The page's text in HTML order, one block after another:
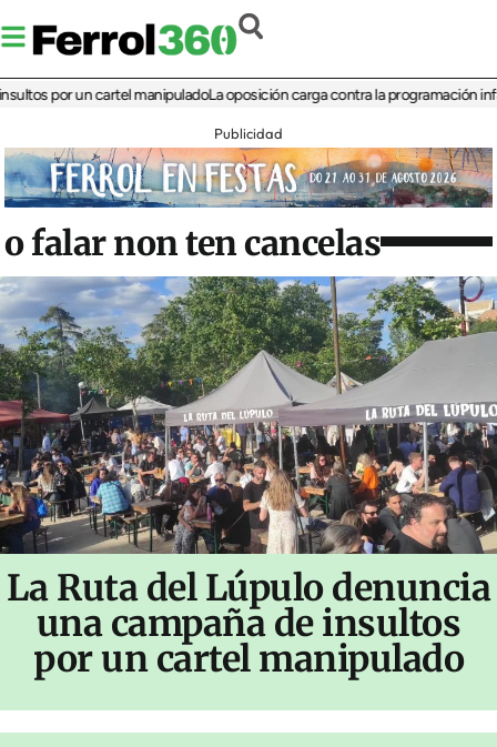
por un cartel manipuladoLa oposición carga contra la programación infantil
Publicidad
o falar non ten cancelas
La Ruta del Lúpulo denuncia
una campaña de insultos
por un cartel manipulado